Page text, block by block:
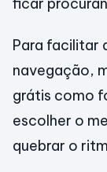
ficar
Para facilitar
navegação,
grátis como
escolher o
quebrar o